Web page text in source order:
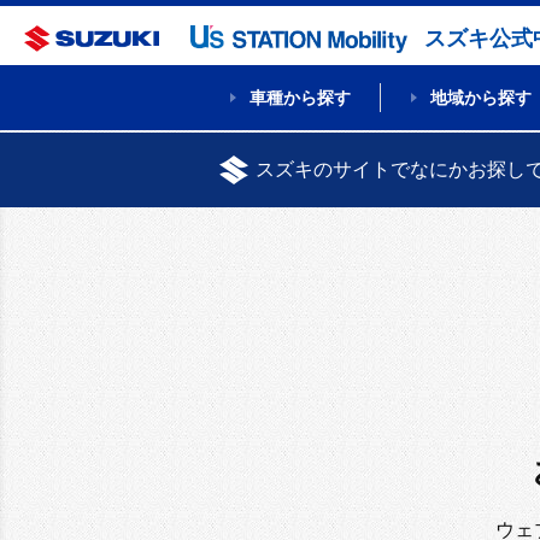
スズキ公式
車種から探す 地域から探す
スズキのサイトでなにかお探し
ウェ